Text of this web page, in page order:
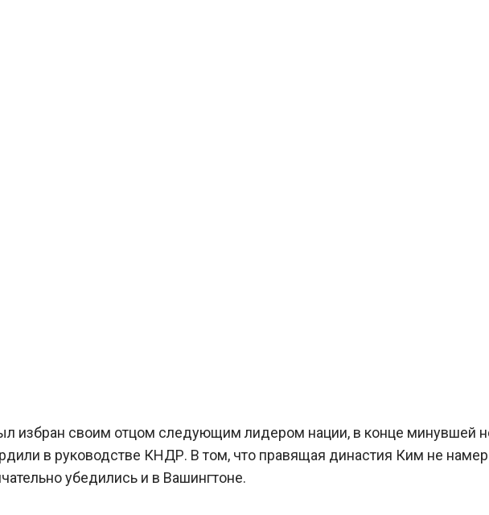
избран своим отцом следующим лидером нации, в конце минувшей
в руководстве КНДР. В том, что правящая династия Ким не
убедились и в Вашингтоне.